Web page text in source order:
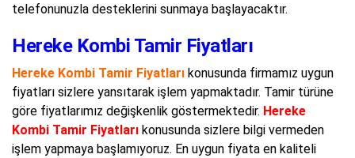
telefonunuzla desteklerini sunmaya başlayacaktır.
Hereke Kombi Tamir Fiyatları
Hereke Kombi Tamir Fiyatları konusunda firmamız uygun
fiyatları sizlere yansıtarak işlem yapmaktadır. Tamir türüne
göre fiyatlarımız değişkenlik göstermektedir. Hereke
Kombi Tamir Fiyatları konusunda sizlere bilgi vermeden
işlem yapmaya başlamıyoruz. En uygun fiyata en kaliteli